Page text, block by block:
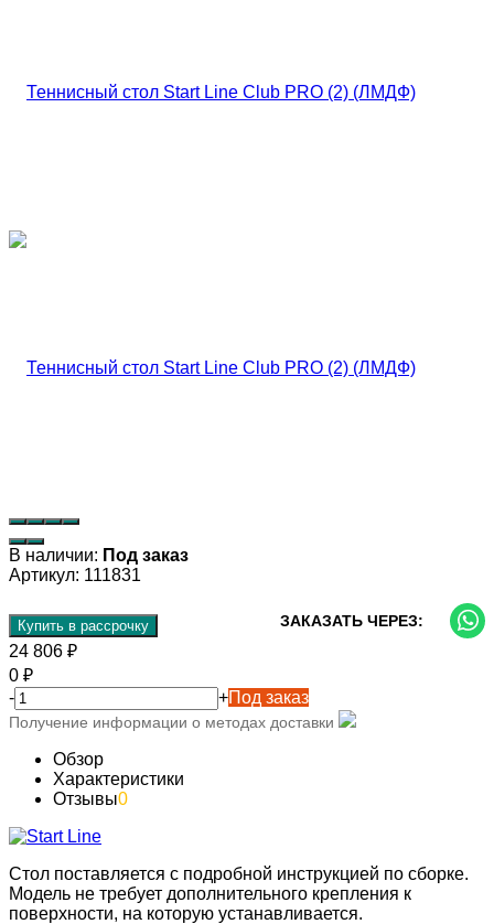
В наличии: Под заказ
Артикул: 111831
Купить в рассрочку ЗАКАЗАТЬ ЧЕРЕЗ:
24 806 ₽
0 ₽
-
+Под заказ
Получение информации о методах доставки
Обзор
Характеристики
Отзывы0
Стол поставляется с подробной инструкцией по сборке.
Модель не требует дополнительного крепления к
поверхности, на которую устанавливается.